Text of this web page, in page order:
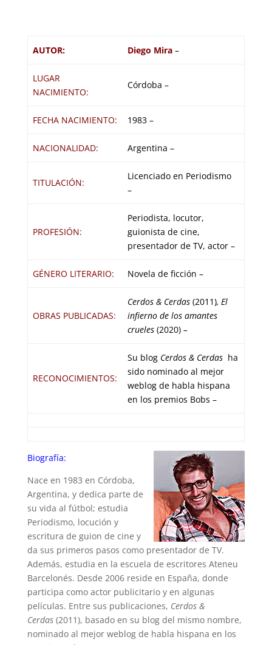
AUTOR: Diego Mira –
LUGAR
NACIMIENTO:
Córdoba –
FECHA NACIMIENTO: 1983 –
NACIONALIDAD: Argentina –
TITULACIÓN:
Licenciado en Periodismo
–
PROFESIÓN:
Periodista, locutor,
guionista de cine,
presentador de TV, actor –
GÉNERO LITERARIO: Novela de ficción –
OBRAS PUBLICADAS:
Cerdos & Cerdas (2011), El
infierno de los amantes
crueles (2020) –
RECONOCIMIENTOS:
Su blog Cerdos & Cerdas ha
sido nominado al mejor
weblog de habla hispana
en los premios Bobs –
Biografía:
Nace en 1983 en Córdoba,
Argentina, y dedica parte de
su vida al fútbol; estudia
Periodismo, locución y
escritura de guion de cine y
da sus primeros pasos como presentador de TV.
Además, estudia en la escuela de escritores Ateneu
Barcelonés. Desde 2006 reside en España, donde
participa como actor publicitario y en algunas
películas. Entre sus publicaciones, Cerdos &
Cerdas(2011), basado en su blog del mismo nombre,
nominado al mejor weblog de habla hispana en los